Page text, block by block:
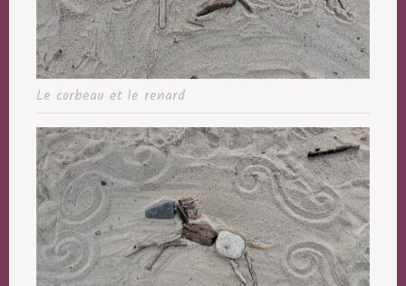
Le corbeau et le renard